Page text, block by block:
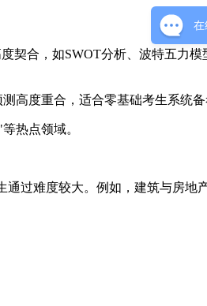
契合，如SWOT分析、波特五力模
高度重合，适合零基础考生系统备
热点领域。
过难度较大。例如，建筑与房地